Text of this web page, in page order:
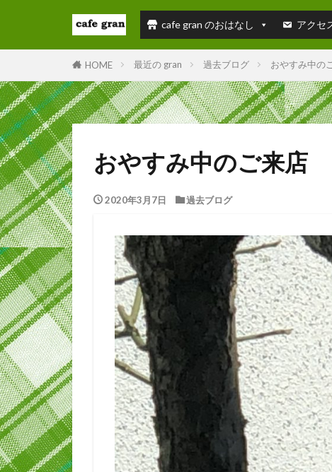
cafe gran のおはなし アクセ
HOME 最近の gran 過去ブログ おやすみ中の
おやすみ中のご来店
2020年3月7日 過去ブログ